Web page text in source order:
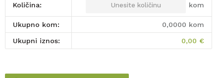
Količina: kom
Ukupno kom: 0,0000 kom
Ukupni iznos: 0,00 €